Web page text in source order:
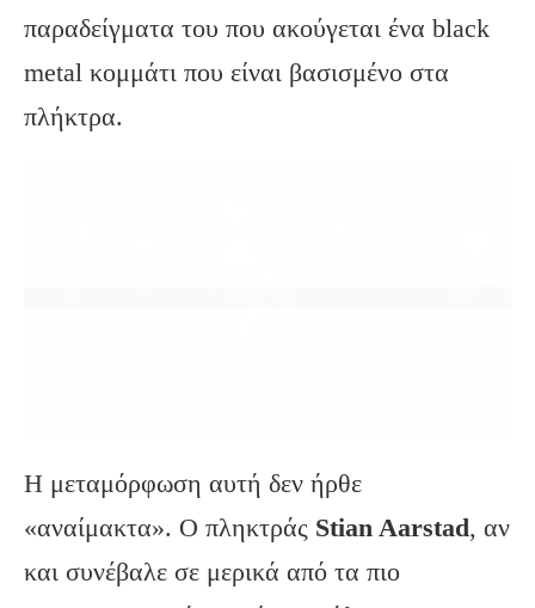
παραδείγματα του που ακούγεται ένα black
metal κομμάτι που είναι βασισμένο στα
πλήκτρα.
Η μεταμόρφωση αυτή δεν ήρθε
«αναίμακτα». Ο πληκτράς Stian Aarstad, αν
και συνέβαλε σε μερικά από τα πιο